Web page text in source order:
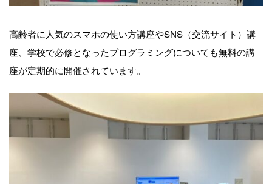
高齢者に人気のスマホの使い方講座やSNS（交流サイト）講
座、学校で必修となったプログラミングについても無料の講
座が定期的に開催されています。